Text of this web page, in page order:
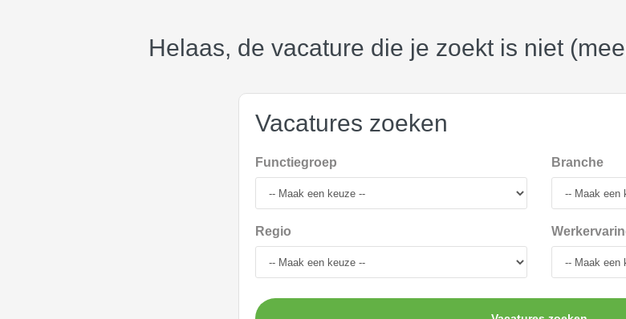
Helaas, de vacature die je zoekt is niet
Vacatures zoeken
Functiegroep Branche
Regio